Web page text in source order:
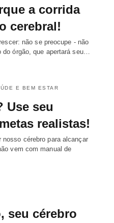
a corrida
cerebral!
não se preocupe - não
do órgão, que apertará seu…
E BEM ESTAR
Use seu
realistas!
cérebro para alcançar
vem com manual de
seu cérebro